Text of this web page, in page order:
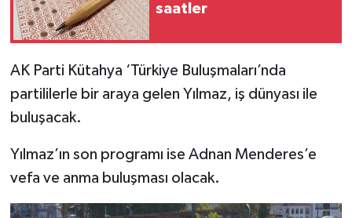
saatler
AK Parti Kütahya ‘Türkiye Buluşmaları’nda
partililerle bir araya gelen Yılmaz, iş dünyası ile
buluşacak.
Yılmaz’ın son programı ise Adnan Menderes’e
vefa ve anma buluşması olacak.